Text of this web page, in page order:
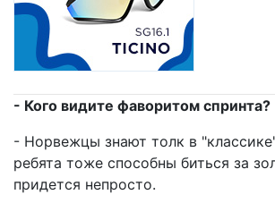
- Кого видите фаворитом спринта?
- Норвежцы знают толк в
ребята тоже способны биться за
придется непросто.